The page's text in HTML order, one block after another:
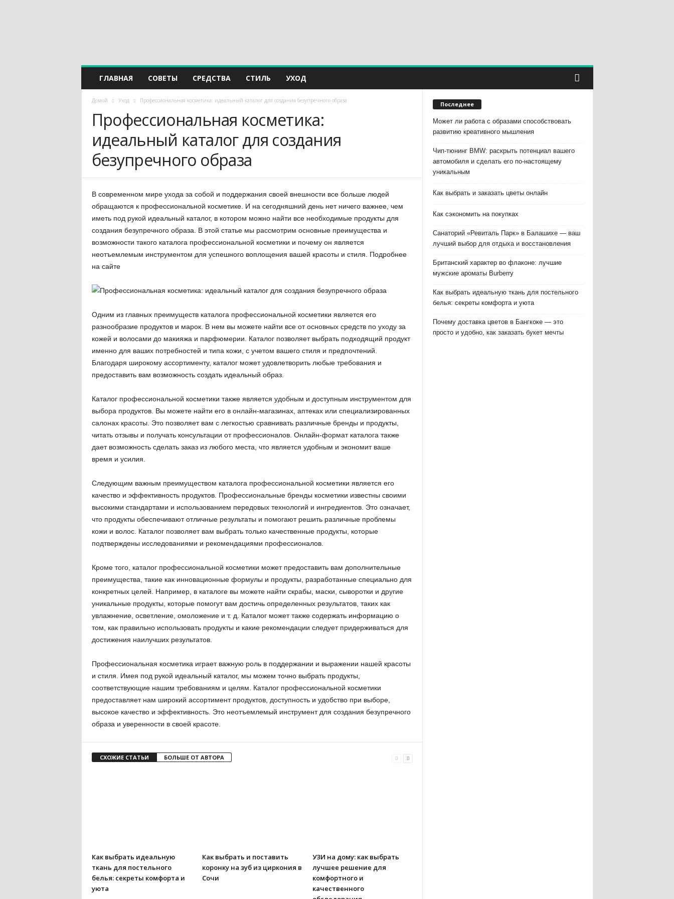
ГЛАВНАЯ СОВЕТЫ СРЕДСТВА СТИЛЬ УХОД
Домой Уход Профессиональная косметика: идеальный каталог для создания безупречного образа
Профессиональная косметика:
идеальный каталог для создания
безупречного образа
В современном мире ухода за собой и поддержания своей внешности все больше людей
обращаются к профессиональной косметике. И на сегодняшний день нет ничего важнее, чем
иметь под рукой идеальный каталог, в котором можно найти все необходимые продукты для
создания безупречного образа. В этой статье мы рассмотрим основные преимущества и
возможности такого каталога профессиональной косметики и почему он является
неотъемлемым инструментом для успешного воплощения вашей красоты и стиля. Подробнее
на сайте
Одним из главных преимуществ каталога профессиональной косметики является его
разнообразие продуктов и марок. В нем вы можете найти все от основных средств по уходу за
кожей и волосами до макияжа и парфюмерии. Каталог позволяет выбрать подходящий продукт
именно для ваших потребностей и типа кожи, с учетом вашего стиля и предпочтений.
Благодаря широкому ассортименту, каталог может удовлетворить любые требования и
предоставить вам возможность создать идеальный образ.
Каталог профессиональной косметики также является удобным и доступным инструментом для
выбора продуктов. Вы можете найти его в онлайн-магазинах, аптеках или специализированных
салонах красоты. Это позволяет вам с легкостью сравнивать различные бренды и продукты,
читать отзывы и получать консультации от профессионалов. Онлайн-формат каталога также
дает возможность сделать заказ из любого места, что является удобным и экономит ваше
время и усилия.
Следующим важным преимуществом каталога профессиональной косметики является его
качество и эффективность продуктов. Профессиональные бренды косметики известны своими
высокими стандартами и использованием передовых технологий и ингредиентов. Это означает,
что продукты обеспечивают отличные результаты и помогают решить различные проблемы
кожи и волос. Каталог позволяет вам выбрать только качественные продукты, которые
подтверждены исследованиями и рекомендациями профессионалов.
Кроме того, каталог профессиональной косметики может предоставить вам дополнительные
преимущества, такие как инновационные формулы и продукты, разработанные специально для
конкретных целей. Например, в каталоге вы можете найти скрабы, маски, сыворотки и другие
уникальные продукты, которые помогут вам достичь определенных результатов, таких как
увлажнение, осветление, омоложение и т. д. Каталог может также содержать информацию о
том, как правильно использовать продукты и какие рекомендации следует придерживаться для
достижения наилучших результатов.
Профессиональная косметика играет важную роль в поддержании и выражении нашей красоты
и стиля. Имея под рукой идеальный каталог, мы можем точно выбрать продукты,
соответствующие нашим требованиям и целям. Каталог профессиональной косметики
предоставляет нам широкий ассортимент продуктов, доступность и удобство при выборе,
высокое качество и эффективность. Это неотъемлемый инструмент для создания безупречного
образа и уверенности в своей красоте.
СХОЖИЕ СТАТЬИ БОЛЬШЕ ОТ АВТОРА
Как выбрать идеальную
ткань для постельного
белья: секреты комфорта и
уюта
Как выбрать и поставить
коронку на зуб из циркония в
Сочи
УЗИ на дому: как выбрать
лучшее решение для
комфортного и
качественного
Последнее
Может ли работа с образами способствовать
развитию креативного мышления
Чип-тюнинг BMW: раскрыть потенциал вашего
автомобиля и сделать его по-настоящему
уникальным
Как выбрать и заказать цветы онлайн
Как сэкономить на покупках
Санаторий «Ревиталь Парк» в Балашихе — ваш
лучший выбор для отдыха и восстановления
Британский характер во флаконе: лучшие
мужские ароматы Burberry
Как выбрать идеальную ткань для постельного
белья: секреты комфорта и уюта
Почему доставка цветов в Бангкоке — это
просто и удобно, как заказать букет мечты